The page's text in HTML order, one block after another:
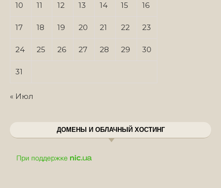
10 11 12 13 14 15 16
17 18 19 20 21 22 23
24 25 26 27 28 29 30
31
« Июл
ДОМЕНЫ И ОБЛАЧНЫЙ ХОСТИНГ